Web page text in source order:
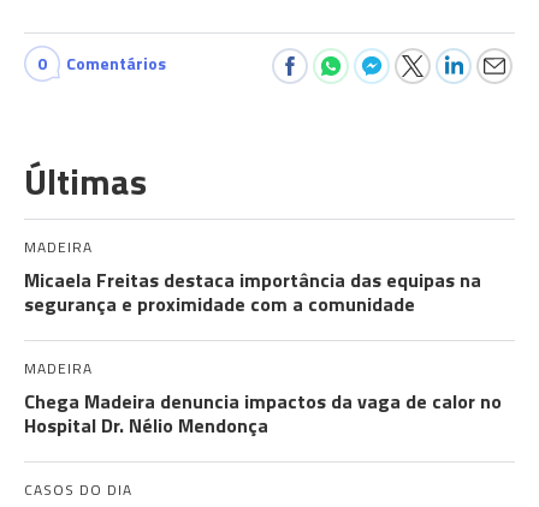
0 Comentários
Últimas
MADEIRA
Micaela Freitas destaca importância das equipas na
segurança e proximidade com a comunidade
MADEIRA
Chega Madeira denuncia impactos da vaga de calor no
Hospital Dr. Nélio Mendonça
CASOS DO DIA